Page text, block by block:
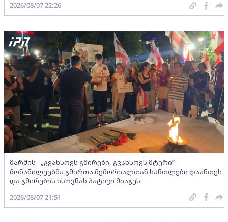
2026/08/07 22:26
მარშის - „გვახსოვს გმირები, გვახსოვს მტერი” -
მონაწილეებმა გმირთა მემორიალთან სანთლები დაანთეს
და გმირების ხსოვნას პატივი მიაგეს
2026/08/07 21:51